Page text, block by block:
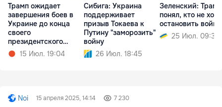
Трамп ожидает
завершения боев в
Украине до конца
своего
президентского
срока15 Июл. 19:04
Сибига: Украина
поддерживает
призыв Токаева к
Путину "заморозить"
войну
26 Июл. 18:45
Зеленский: Трамп
понял, кто не
остановить войну
25 Июл. 09:36
Noi 15 апреля 2025, 14:14 7 230